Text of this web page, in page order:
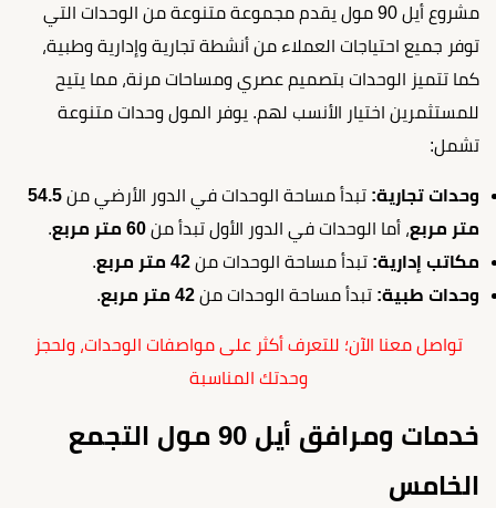
مشروع أيل 90 مول يقدم مجموعة متنوعة من الوحدات التي
توفر جميع احتياجات العملاء من أنشطة تجارية وإدارية وطبية،
كما تتميز الوحدات بتصميم عصري ومساحات مرنة، مما يتيح
للمستثمرين اختيار الأنسب لهم. يوفر المول وحدات متنوعة
تشمل:
وحدات تجارية: تبدأ مساحة الوحدات في الدور الأرضي من 54.5
متر مربع، أما الوحدات في الدور الأول تبدأ من 60 متر مربع
.
مكاتب إدارية: تبدأ مساحة الوحدات من 42 متر مربع
.
وحدات طبية: تبدأ مساحة الوحدات من 42 متر مربع .
تواصل معنا الآن؛ للتعرف أكثر على مواصفات الوحدات، ولحجز
وحدتك المناسبة
خدمات ومرافق أيل 90 مول التجمع
الخامس